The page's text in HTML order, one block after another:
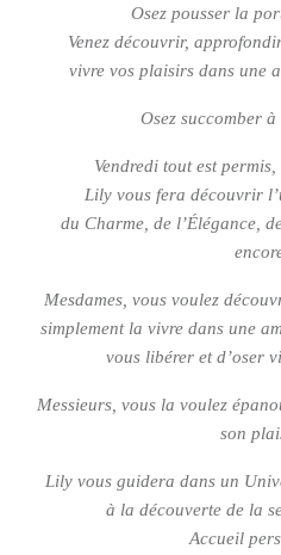
Osez pousser la
Venez découvrir,
vivre vos plaisirs dans une
Osez succomber
Vendredi tout est
Lily vous fera découvrir
du Charme, de l’Élégance,
Mesdames, vous voulez
simplement la vivre dans une
vous libérer et d’oser
Messieurs, vous la voulez
son
Lily vous guidera dans un
à la découverte de la
Accueil